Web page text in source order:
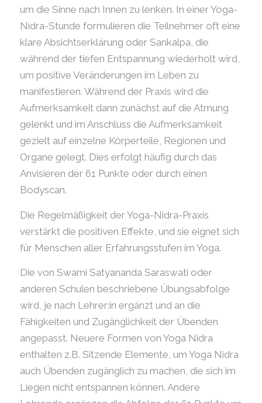
um die Sinne nach Innen zu lenken. In einer Yoga-
Nidra-Stunde formulieren die Teilnehmer oft eine
klare Absichtserklärung oder Sankalpa, die
während der tiefen Entspannung wiederholt wird,
um positive Veränderungen im Leben zu
manifestieren. Während der Praxis wird die
Aufmerksamkeit dann zunächst auf die Atmung
gelenkt und im Anschluss die Aufmerksamkeit
gezielt auf einzelne Körperteile, Regionen und
Organe gelegt. Dies erfolgt häufig durch das
Anvisieren der 61 Punkte oder durch einen
Bodyscan.
Die Regelmäßigkeit der Yoga-Nidra-Praxis
verstärkt die positiven Effekte, und sie eignet sich
für Menschen aller Erfahrungsstufen im Yoga.
Die von Swami Satyananda Saraswati oder
anderen Schulen beschriebene Übungsabfolge
wird, je nach Lehrer:in ergänzt und an die
Fähigkeiten und Zugänglichkeit der Übenden
angepasst. Neuere Formen von Yoga Nidra
enthalten z.B. Sitzende Elemente, um Yoga Nidra
auch Übenden zugänglich zu machen, die sich im
Liegen nicht entspannen können. Andere